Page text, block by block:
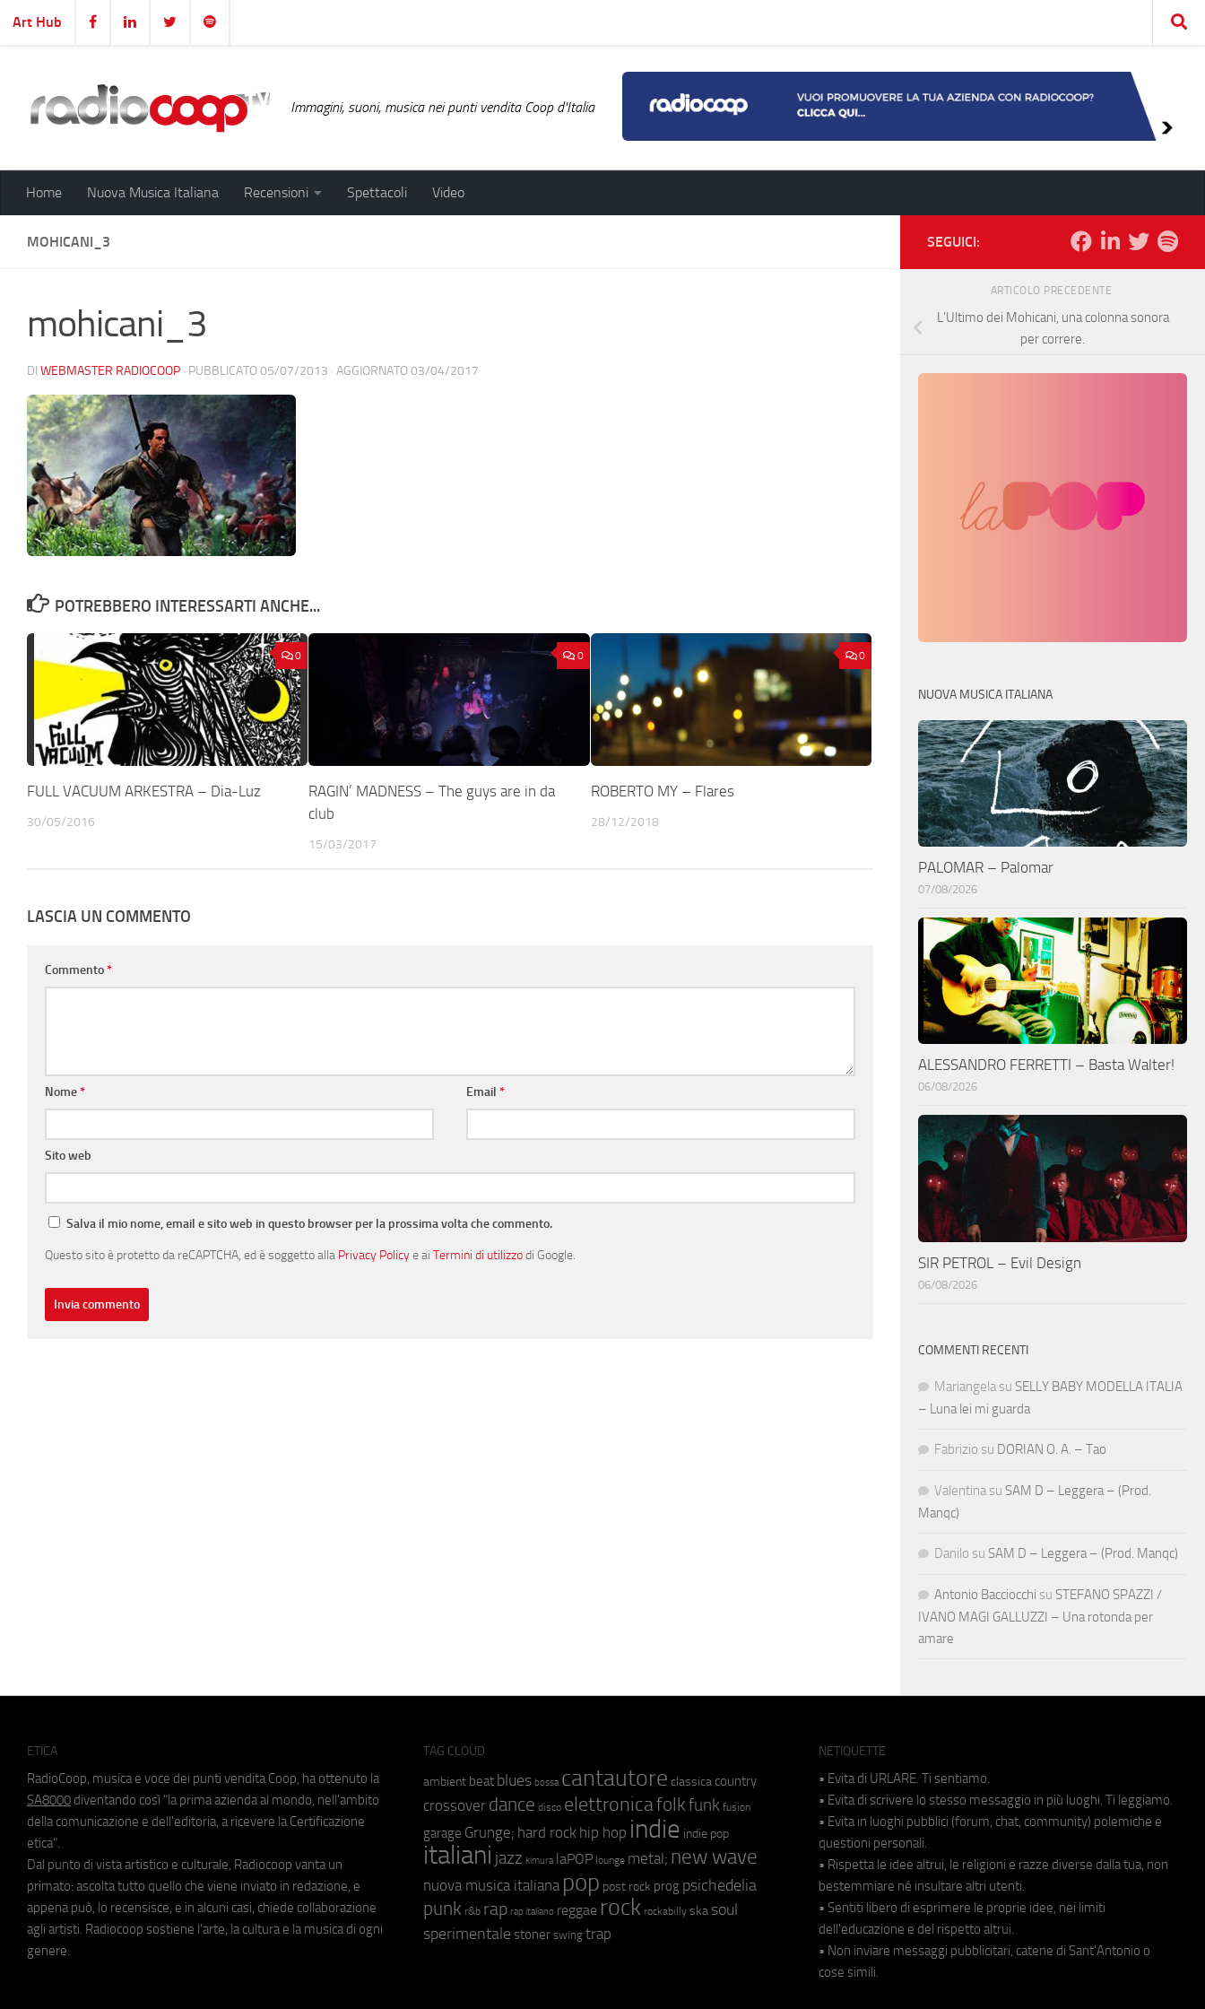
Salta al contenuto
Art Hub
Immagini, suoni, musica nei punti vendita Coop d'Italia
Home Nuova Musica Italiana Recensioni Spettacoli Video
MOHICANI_3
mohicani_3
DI WEBMASTER RADIOCOOP · PUBBLICATO05/07/2013 · AGGIORNATO03/04/2017
POTREBBERO INTERESSARTI ANCHE...
0
FULL VACUUM ARKESTRA – Dia-Luz
30/05/2016
0
RAGIN’ MADNESS – The guys are in da
club
15/03/2017
0
ROBERTO MY – Flares
28/12/2018
LASCIA UN COMMENTO
Commento*
Nome* Email*
Sito web
Salva il mio nome, email e sito web in questo browser per la prossima volta che commento.
Questo sito è protetto da reCAPTCHA, ed è soggetto alla Privacy Policye ai Termini di utilizzodi Google.
SEGUICI:
ARTICOLO PRECEDENTE
L’Ultimo dei Mohicani, una colonna sonora
per correre.
NUOVA MUSICA ITALIANA
PALOMAR – Palomar
07/08/2026
ALESSANDRO FERRETTI – Basta Walter!
06/08/2026
SIR PETROL – Evil Design
06/08/2026
COMMENTI RECENTI
Mariangela su SELLY BABY MODELLA ITALIA
– Luna lei mi guarda
Fabrizio su DORIAN O. A. – Tao
Valentina su SAM D – Leggera – (Prod.
Manqc)
Danilo su SAM D – Leggera – (Prod. Manqc)
Antonio Bacciocchi su STEFANO SPAZZI /
IVANO MAGI GALLUZZI – Una rotonda per
amare
ETICA
RadioCoop, musica e voce dei punti vendita Coop, ha ottenuto la
SA8000 diventando così "la prima azienda al mondo, nell'ambito
della comunicazione e dell'editoria, a ricevere la Certificazione
etica".
Dal punto di vista artistico e culturale, Radiocoop vanta un
primato: ascolta tutto quello che viene inviato in redazione, e
appena può, lo recensisce, e in alcuni casi, chiede collaborazione
agli artisti. Radiocoop sostiene l'arte, la cultura e la musica di ogni
genere.
TAG CLOUD
ambient beat blues bossa cantautore classica country
crossover dance disco elettronicafolkfunk fusion
garage Grunge; hard rock hip hop indie indie pop
italiani jazz kimura laPOP lounge metal; new wave
nuova musica italiana pop post rock prog psichedelia
punk r&b rap rap italiano reggae rock rockabilly ska soul
sperimentale stoner swing trap
NETIQUETTE
• Evita di URLARE. Ti sentiamo.
• Evita di scrivere lo stesso messaggio in più luoghi. Ti leggiamo.
• Evita in luoghi pubblici (forum, chat, community) polemiche e
questioni personali.
• Rispetta le idee altrui, le religioni e razze diverse dalla tua, non
bestemmiare né insultare altri utenti.
• Sentiti libero di esprimere le proprie idee, nei limiti
dell'educazione e del rispetto altrui.
• Non inviare messaggi pubblicitari, catene di Sant'Antonio o
cose simili.